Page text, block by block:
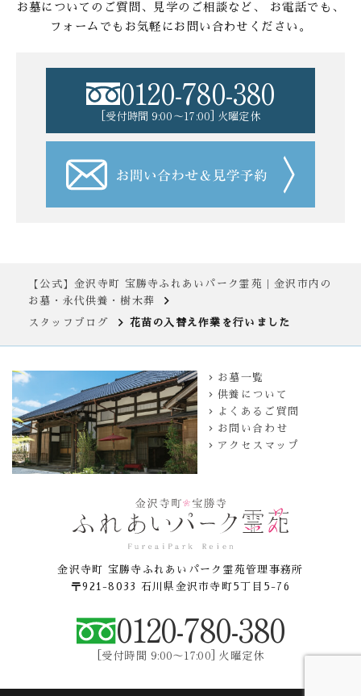
お墓についてのご質問、見学のご相談など、
お電話でも、
フォームでもお気軽にお問い合わせください。
0120-780-380
[受付時間 9:00〜17:00] 火曜定休
【公式】金沢寺町 宝勝寺ふれあいパーク霊苑｜金沢市内の
お墓・永代供養・樹木葬
スタッフブログ 花苗の入替え作業を行いました
お墓一覧
供養について
よくあるご質問
お問い合わせ
アクセスマップ
金沢寺町 宝勝寺ふれあいパーク霊苑管理事務所
〒921-8033 石川県金沢市寺町5丁目5-76
0120-780-380
[受付時間 9:00〜17:00] 火曜定休